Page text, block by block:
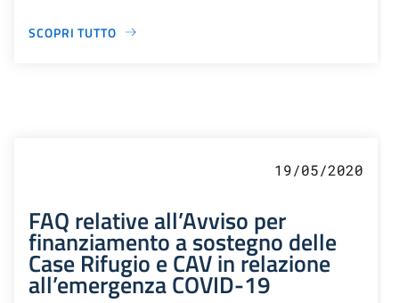
SCOPRI TUTTO
19/05/2020
FAQ relative all’Avviso per
finanziamento a sostegno delle
Case Rifugio e CAV in relazione
all’emergenza COVID-19